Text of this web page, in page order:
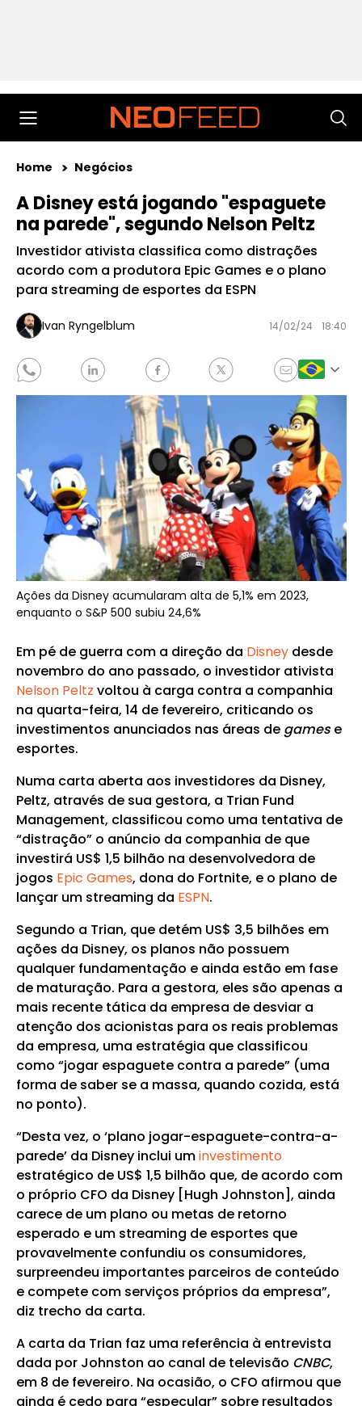
Home Negócios
A Disney está jogando "espaguete
na parede", segundo Nelson Peltz
Investidor ativista classifica como distrações
acordo com a produtora Epic Games e o plano
para streaming de esportes da ESPN
Ivan Ryngelblum 14/02/24 18:40
Ações da Disney acumularam alta de 5,1% em 2023,
enquanto o S&P 500 subiu 24,6%
Em pé de guerra com a direção da Disneydesde
novembro do ano passado, o investidor ativista
Nelson Peltz voltou à carga contra a companhia
na quarta-feira, 14 de fevereiro, criticando os
investimentos anunciados nas áreas de gamese
esportes.
Numa carta aberta aos investidores da Disney,
Peltz, através de sua gestora, a Trian Fund
Management, classificou como uma tentativa de
“distração” o anúncio da companhia de que
investirá US$ 1,5 bilhão na desenvolvedora de
jogos Epic Games, dona do Fortnite, e o plano de
lançar um streaming da ESPN.
Segundo a Trian, que detém US$ 3,5 bilhões em
ações da Disney, os planos não possuem
qualquer fundamentação e ainda estão em fase
de maturação. Para a gestora, eles são apenas a
mais recente tática da empresa de desviar a
atenção dos acionistas para os reais problemas
da empresa, uma estratégia que classificou
como “jogar espaguete contra a parede” (uma
forma de saber se a massa, quando cozida, está
no ponto).
“Desta vez, o ‘plano jogar-espaguete-contra-a-
parede’ da Disney inclui uminvestimento
estratégico de US$ 1,5 bilhão que, de acordo com
o próprio CFO da Disney [Hugh Johnston], ainda
carece de um plano ou metas de retorno
esperado e um streaming de esportes que
provavelmente confundiu os consumidores,
surpreendeu importantes parceiros de conteúdo
e compete com serviços próprios da empresa”,
diz trecho da carta.
A carta da Trian faz uma referência à entrevista
dada por Johnston ao canal de televisão CNBC,
em 8 de fevereiro. Na ocasião, o CFO afirmou que
ainda é cedo para “especular” sobre resultados